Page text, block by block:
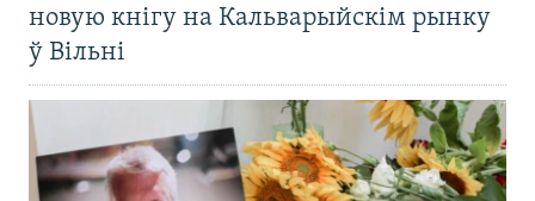
новую кнігу на Кальварыйскім рынку
ў Вільні